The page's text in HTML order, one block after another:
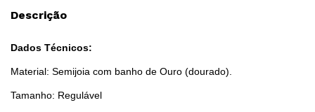
Descrição
Dados Técnicos:
Material: Semijoia com banho de Ouro (dourado).
Tamanho: Regulável